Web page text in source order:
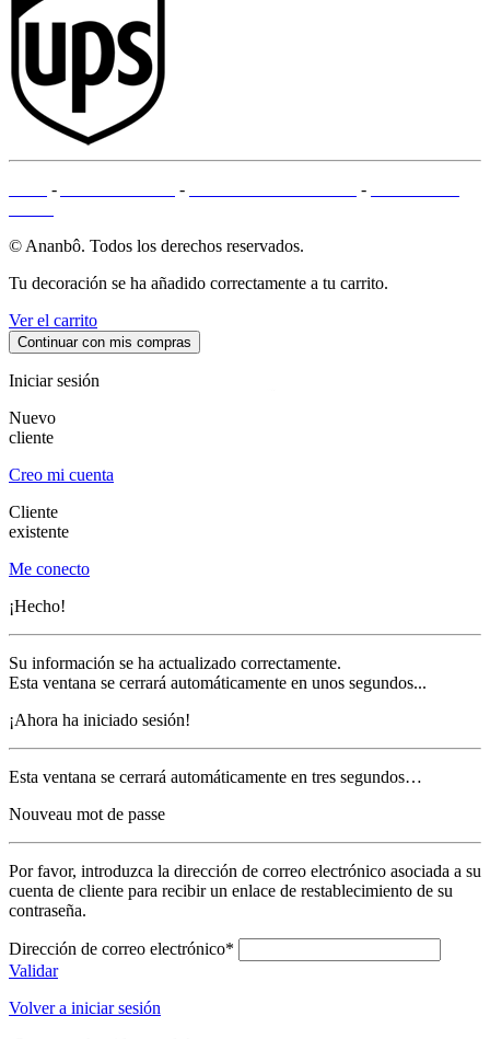
- - -
© Ananbô. Todos los derechos reservados.
Tu decoración se ha añadido correctamente a tu carrito.
Ver el carrito
Continuar con mis compras
Iniciar sesión
Nuevo
cliente
Creo mi cuenta
Cliente
existente
Me conecto
¡Hecho!
Su información se ha actualizado correctamente.
Esta ventana se cerrará automáticamente en unos segundos...
¡Ahora ha iniciado sesión!
Esta ventana se cerrará automáticamente en tres segundos…
Nouveau mot de passe
Por favor, introduzca la dirección de correo electrónico asociada a su
cuenta de cliente para recibir un enlace de restablecimiento de su
contraseña.
Dirección de correo electrónico*
Validar
Volver a iniciar sesión